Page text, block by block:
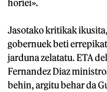
horiei».
Jasotako kritikak
gobernuek beti
jarduna zelatatu. ETA
Fernandez Diaz
behin, argitu behar da